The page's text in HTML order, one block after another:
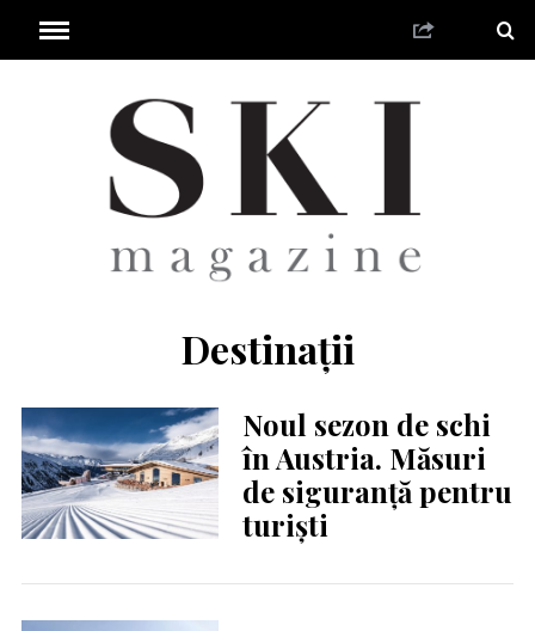
Destinații
Noul sezon de schi
în Austria. Măsuri
de siguranță pentru
turiști